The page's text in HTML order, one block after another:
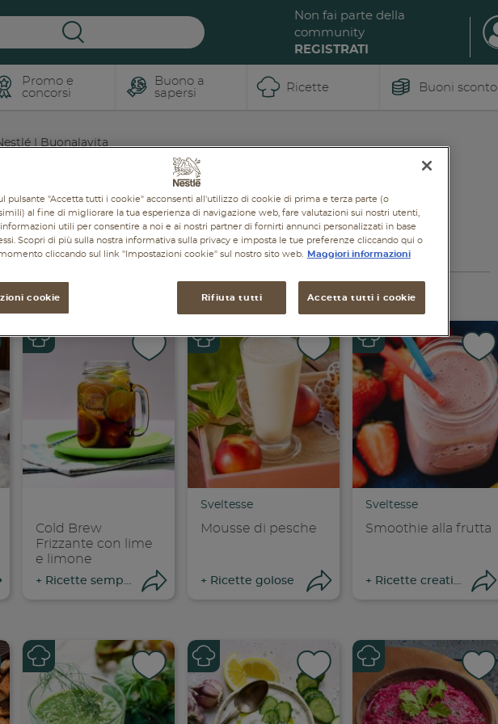
Non fai parte della
community
REGISTRATI
Promo e
concorsi
Buono a
sapersi
Ricette Buoni sconto
| Buonalavita
SAPERSI RICETTE PROMOZIONI PRODOTTI
Apri condivisione
Cold Brew
Frizzante con lime
e limone
+ Ricette semplici e veloci Apri condivisione
Sveltesse
Mousse di pesche
+ Ricette golose Apri condivisione
Sveltesse
Smoothie alla frutta
+ Ricette creative
pulsante "Accetta tutti i cookie" acconsenti all'utilizzo di cookie di prima e terza parte (o
al fine di migliorare la tua esperienza di navigazione web, fare valutazioni sui nostri utenti,
utili per consentire a noi e ai nostri partner di fornirti annunci personalizzati in base
Scopri di più sulla nostra informativa sulla privacy e imposta le tue preferenze cliccando qui o
cliccando sul link "Impostazioni cookie" sul nostro sito web.
Maggiori informazioni
cookie Rifiuta tutti Accetta tutti i cookie